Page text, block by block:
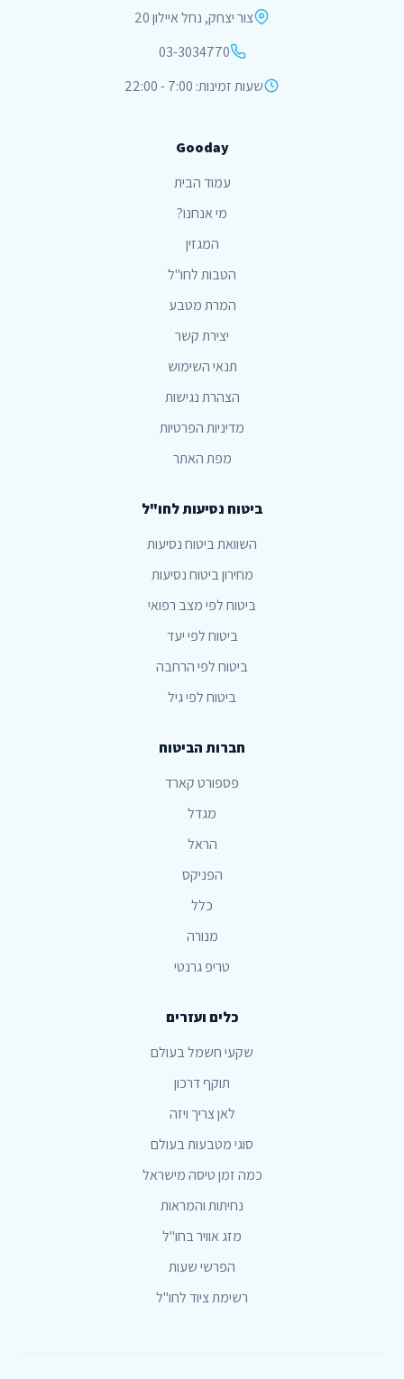
צור יצחק, נחל איילון 20
03-3034770
שעות זמינות: 7:00 - 22:00
Gooday
עמוד הבית
מי אנחנו?
המגזין
הטבות לחו"ל
המרת מטבע
יצירת קשר
תנאי השימוש
הצהרת נגישות
מדיניות הפרטיות
מפת האתר
ביטוח נסיעות לחו"ל
השוואת ביטוח נסיעות
מחירון ביטוח נסיעות
ביטוח לפי מצב רפואי
ביטוח לפי יעד
ביטוח לפי הרחבה
ביטוח לפי גיל
חברות הביטוח
פספורט קארד
מגדל
הראל
הפניקס
כלל
מנורה
טריפ גרנטי
כלים ועזרים
שקעי חשמל בעולם
תוקף דרכון
לאן צריך ויזה
סוגי מטבעות בעולם
כמה זמן טיסה מישראל
נחיתות והמראות
מזג אוויר בחו"ל
הפרשי שעות
רשימת ציוד לחו"ל